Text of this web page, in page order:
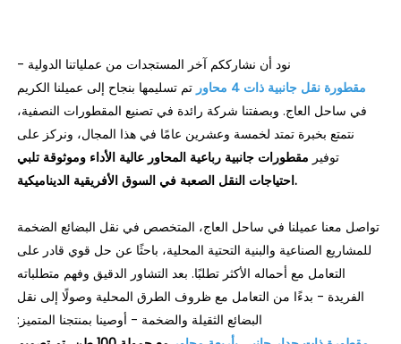
نود أن نشارككم آخر المستجدات من عملياتنا الدولية -
مقطورة نقل جانبية ذات 4 محاور
تم تسليمها بنجاح إلى عميلنا الكريم
في ساحل العاج. وبصفتنا شركة رائدة في تصنيع المقطورات النصفية،
نتمتع بخبرة تمتد لخمسة وعشرين عامًا في هذا المجال، ونركز على
توفير مقطورات جانبية رباعية المحاور عالية الأداء وموثوقة تلبي
احتياجات النقل الصعبة في السوق الأفريقية الديناميكية.
تواصل معنا عميلنا في ساحل العاج، المتخصص في نقل البضائع الضخمة
للمشاريع الصناعية والبنية التحتية المحلية، باحثًا عن حل قوي قادر على
التعامل مع أحماله الأكثر تطلبًا. بعد التشاور الدقيق وفهم متطلباته
الفريدة - بدءًا من التعامل مع ظروف الطرق المحلية وصولًا إلى نقل
البضائع الثقيلة والضخمة - أوصينا بمنتجنا المتميز: